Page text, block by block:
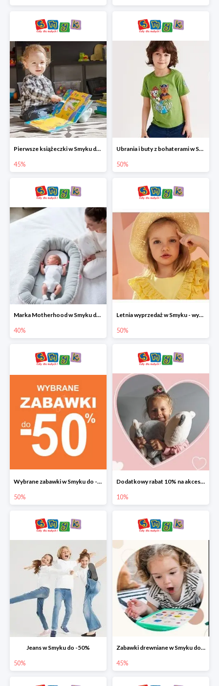
Pierwsze książeczki w Smyku do -45%
45%
Ubrania i buty z bohaterami w Smyku do -50%
50%
Marka Motherhood w Smyku do -40%
40%
Letnia wyprzedaż w Smyku - wybrane ubrania i buty do -50%
50%
Wybrane zabawki w Smyku do -50%
50%
Dodatkowy rabat 10% na akcesoria dziecięce
10%
Jeans w Smyku do -50%
50%
Zabawki drewniane w Smyku do -45%
45%